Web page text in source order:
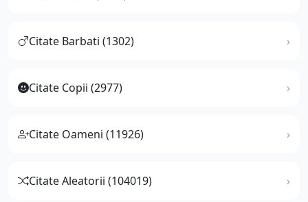
Citate Barbati (1302)
Citate Copii (2977)
Citate Oameni (11926)
Citate Aleatorii (104019)